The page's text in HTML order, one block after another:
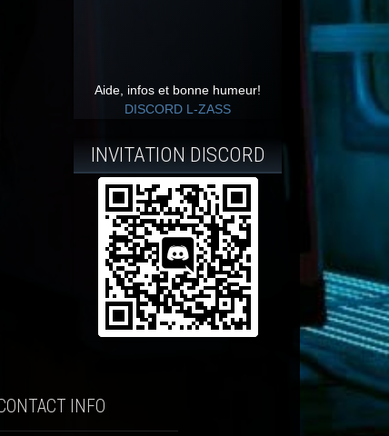
Aide, infos et bonne humeur!
DISCORD L-ZASS
INVITATION DISCORD
INFO